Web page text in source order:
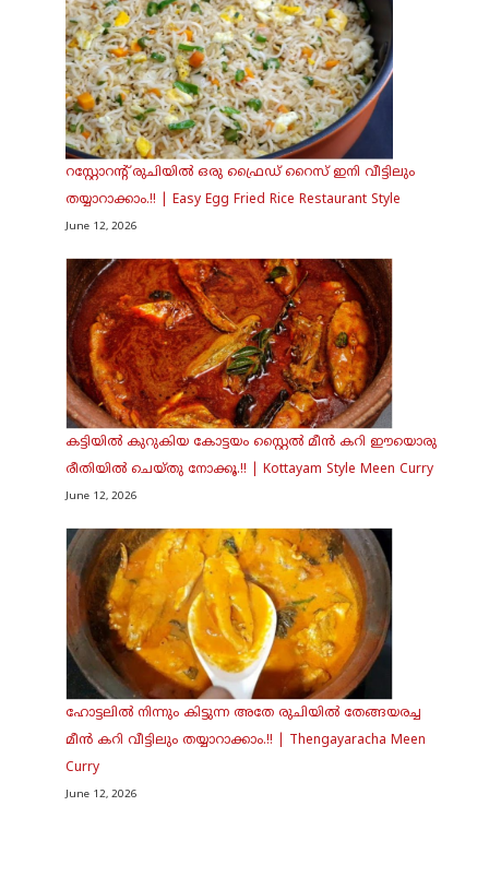
റസ്റ്റോറന്റ് രുചിയിൽ ഒരു ഫ്രൈഡ് റൈസ് ഇനി വീട്ടിലും
തയ്യാറാക്കാം.!! | Easy Egg Fried Rice Restaurant Style
June 12, 2026
കട്ടിയിൽ കുറുകിയ കോട്ടയം സ്റ്റൈൽ മീൻ കറി ഈയൊരു
രീതിയിൽ ചെയ്തു നോക്കൂ.!! | Kottayam Style Meen Curry
June 12, 2026
ഹോട്ടലിൽ നിന്നും കിട്ടുന്ന അതേ രുചിയിൽ തേങ്ങയരച്ച
മീൻ കറി വീട്ടിലും തയ്യാറാക്കാം.!! | Thengayaracha Meen
Curry
June 12, 2026